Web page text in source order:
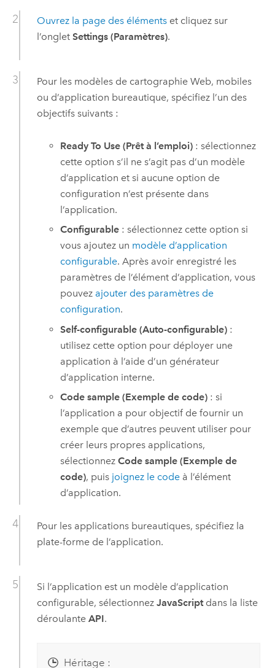
Ouvrez la page des élémentset cliquez sur
l’onglet Settings (Paramètres).
Pour les modèles de cartographie Web, mobiles
ou d’application bureautique, spécifiez l’un des
objectifs suivants :
Ready To Use (Prêt à l’emploi) : sélectionnez
cette option s’il ne s’agit pas d’un modèle
d’application et si aucune option de
configuration n’est présente dans
l’application.
Configurable : sélectionnez cette option si
vous ajoutez un modèle d’application
configurable. Après avoir enregistré les
paramètres de l’élément d’application, vous
pouvez ajouter des paramètres de
configuration.
Self-configurable (Auto-configurable) :
utilisez cette option pour déployer une
application à l’aide d’un générateur
d’application interne.
Code sample (Exemple de code) : si
l’application a pour objectif de fournir un
exemple que d’autres peuvent utiliser pour
créer leurs propres applications,
sélectionnezCode sample (Exemple de
code), puis joignez le code à l’élément
d’application.
Pour les applications bureautiques, spécifiez la
plate-forme de l’application.
Si l’application est un modèle d’application
configurable, sélectionnez JavaScriptdans la liste
déroulante API.
Héritage :